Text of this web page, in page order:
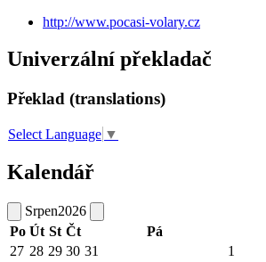
http://www.pocasi-volary.cz
Univerzální překladač
Překlad (translations)
Select Language ▼
Kalendář
Srpen2026
Po Út St Čt Pá
27 28 29 30 31 1